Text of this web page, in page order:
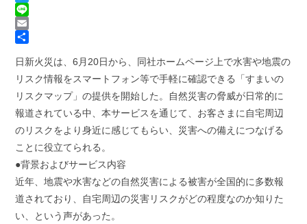
日新火災は、6月20日から、同社ホームページ上で水害や地震の
リスク情報をスマートフォン等で手軽に確認できる「すまいの
リスクマップ」の提供を開始した。自然災害の脅威が日常的に
報道されている中、本サービスを通じて、お客さまに自宅周辺
のリスクをより身近に感じてもらい、災害への備えにつなげる
ことに役立てられる。
●背景およびサービス内容
近年、地震や水害などの自然災害による被害が全国的に多数報
道されており、自宅周辺の災害リスクがどの程度なのか知りた
い、という声があった。